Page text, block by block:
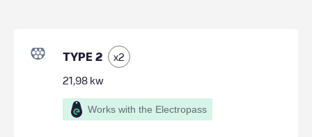
TYPE 2 x2
21,98 kw
Works with the Electropass